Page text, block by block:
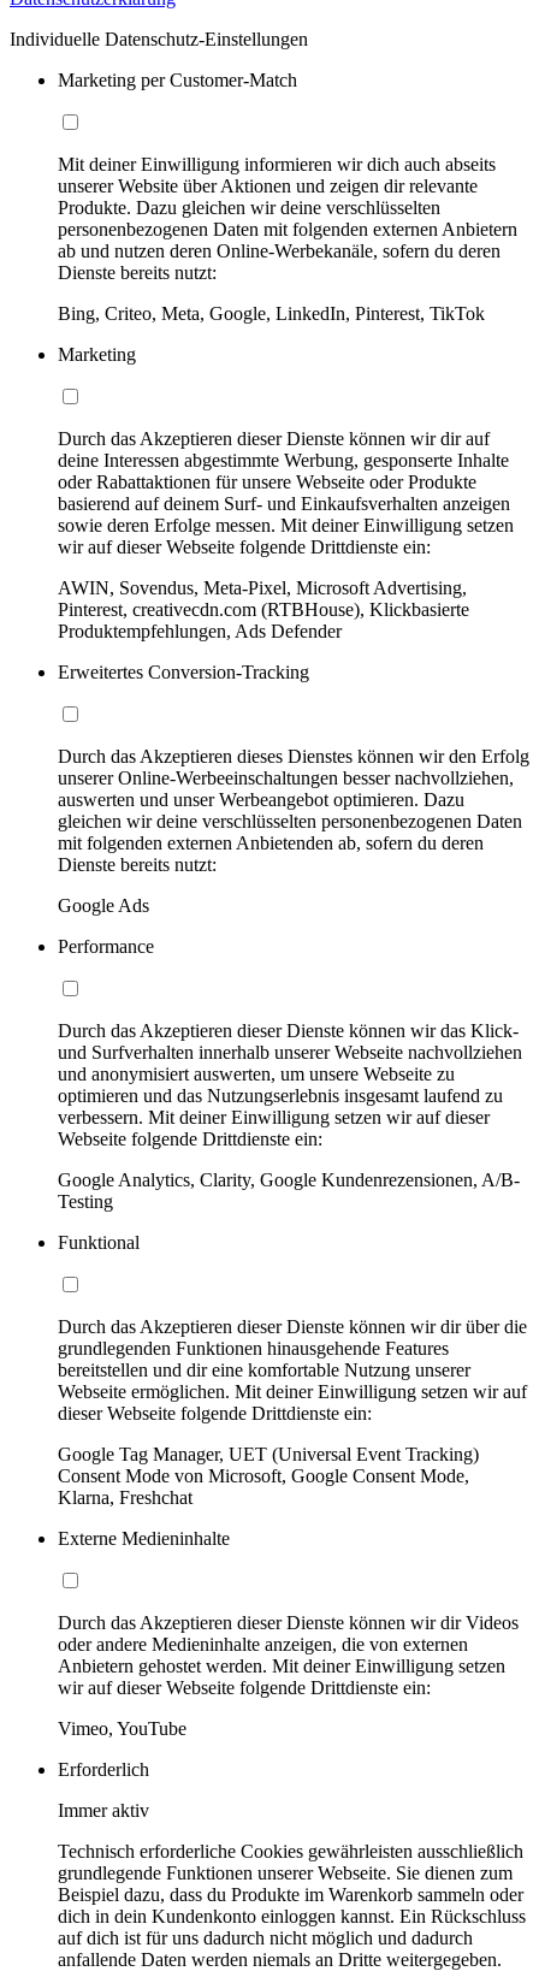
Individuelle Datenschutz-Einstellungen
Marketing per Customer-Match
Mit deiner Einwilligung informieren wir dich auch abseits
unserer Website über Aktionen und zeigen dir relevante
Produkte. Dazu gleichen wir deine verschlüsselten
personenbezogenen Daten mit folgenden externen Anbietern
ab und nutzen deren Online-Werbekanäle, sofern du deren
Dienste bereits nutzt:
Bing, Criteo, Meta, Google, LinkedIn, Pinterest, TikTok
Marketing
Durch das Akzeptieren dieser Dienste können wir dir auf
deine Interessen abgestimmte Werbung, gesponserte Inhalte
oder Rabattaktionen für unsere Webseite oder Produkte
basierend auf deinem Surf- und Einkaufsverhalten anzeigen
sowie deren Erfolge messen. Mit deiner Einwilligung setzen
wir auf dieser Webseite folgende Drittdienste ein:
AWIN, Sovendus, Meta-Pixel, Microsoft Advertising,
Pinterest, creativecdn.com (RTBHouse), Klickbasierte
Produktempfehlungen, Ads Defender
Erweitertes Conversion-Tracking
Durch das Akzeptieren dieses Dienstes können wir den Erfolg
unserer Online-Werbeeinschaltungen besser nachvollziehen,
auswerten und unser Werbeangebot optimieren. Dazu
gleichen wir deine verschlüsselten personenbezogenen Daten
mit folgenden externen Anbietenden ab, sofern du deren
Dienste bereits nutzt:
Google Ads
Performance
Durch das Akzeptieren dieser Dienste können wir das Klick-
und Surfverhalten innerhalb unserer Webseite nachvollziehen
und anonymisiert auswerten, um unsere Webseite zu
optimieren und das Nutzungserlebnis insgesamt laufend zu
verbessern. Mit deiner Einwilligung setzen wir auf dieser
Webseite folgende Drittdienste ein:
Google Analytics, Clarity, Google Kundenrezensionen, A/B-
Testing
Funktional
Durch das Akzeptieren dieser Dienste können wir dir über die
grundlegenden Funktionen hinausgehende Features
bereitstellen und dir eine komfortable Nutzung unserer
Webseite ermöglichen. Mit deiner Einwilligung setzen wir auf
dieser Webseite folgende Drittdienste ein:
Google Tag Manager, UET (Universal Event Tracking)
Consent Mode von Microsoft, Google Consent Mode,
Klarna, Freshchat
Externe Medieninhalte
Durch das Akzeptieren dieser Dienste können wir dir Videos
oder andere Medieninhalte anzeigen, die von externen
Anbietern gehostet werden. Mit deiner Einwilligung setzen
wir auf dieser Webseite folgende Drittdienste ein:
Vimeo, YouTube
Erforderlich
Immer aktiv
Technisch erforderliche Cookies gewährleisten ausschließlich
grundlegende Funktionen unserer Webseite. Sie dienen zum
Beispiel dazu, dass du Produkte im Warenkorb sammeln oder
dich in dein Kundenkonto einloggen kannst. Ein Rückschluss
auf dich ist für uns dadurch nicht möglich und dadurch
anfallende Daten werden niemals an Dritte weitergegeben.